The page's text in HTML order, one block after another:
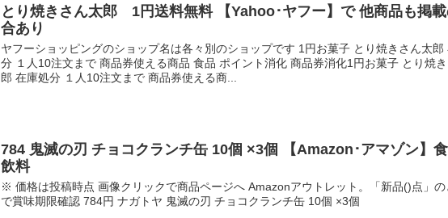
とり焼きさん太郎 1円送料無料 【Yahoo･ヤフー】で 他商品も掲
合あり
ヤフーショッピングのショップ名は各々別のショップです 1円お菓子 とり焼きさん太郎
分 １人10注文まで 商品券使える商品 食品 ポイント消化 商品券消化1円お菓子 とり焼
郎 在庫処分 １人10注文まで 商品券使える商...
784 鬼滅の刃 チョコクランチ缶 10個 ×3個 【Amazon･アマゾン】食
飲料
※ 価格は投稿時点 画像クリックで商品ページへ Amazonアウトレット。「新品()点」の
で賞味期限確認 784円 ナガトヤ 鬼滅の刃 チョコクランチ缶 10個 ×3個